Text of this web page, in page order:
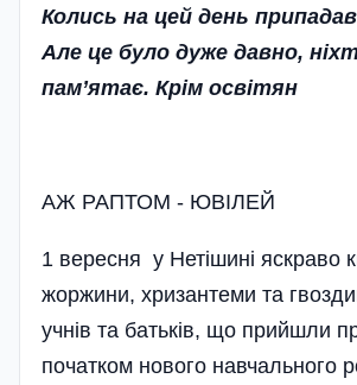
Колись на цей день
Але це було дуже давно,
пам’ятає. Крім освітян
АЖ РАПТОМ - ЮВIЛЕЙ
1 вересня у Нетішині яскраво
жоржини, хризантеми та
учнів та батьків, що прийшли
початком нового навчального